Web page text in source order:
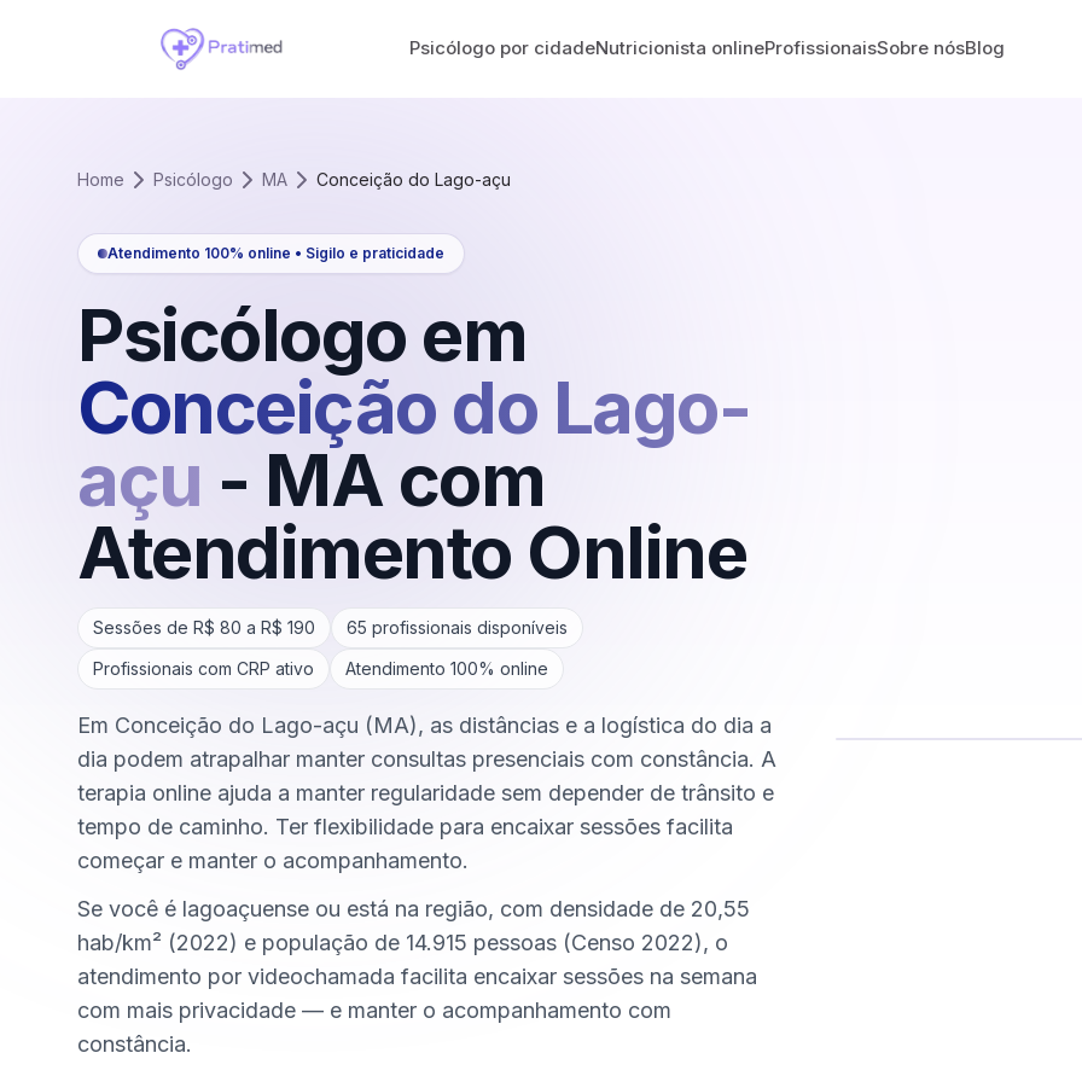
Psicólogo por cidadeNutricionista onlineProfissionaisSobre nósBlog
Home Psicólogo MA Conceição do Lago-açu
Atendimento 100% online • Sigilo e praticidade
Psicólogo em
Conceição do Lago-
açu - MA com
Atendimento Online
Sessões de R$ 80 a R$ 190 65 profissionais disponíveis
Profissionais com CRP ativo
Atendimento 100% online
Em Conceição do Lago-açu (MA), as distâncias e a logística do dia a
dia podem atrapalhar manter consultas presenciais com constância. A
terapia online ajuda a manter regularidade sem depender de trânsito e
tempo de caminho. Ter flexibilidade para encaixar sessões facilita
começar e manter o acompanhamento.
Se você é lagoaçuense ou está na região, com densidade de 20,55
hab/km² (2022) e população de 14.915 pessoas (Censo 2022), o
atendimento por videochamada facilita encaixar sessões na semana
com mais privacidade — e manter o acompanhamento com
constância.